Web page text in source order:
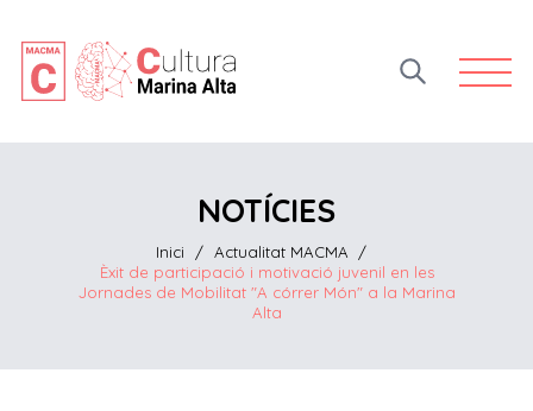
Open
NOTÍCIES
Inici / Actualitat MACMA
/
Èxit de participació i motivació juvenil en les
Jornades de Mobilitat "A córrer Món" a la Marina
Alta